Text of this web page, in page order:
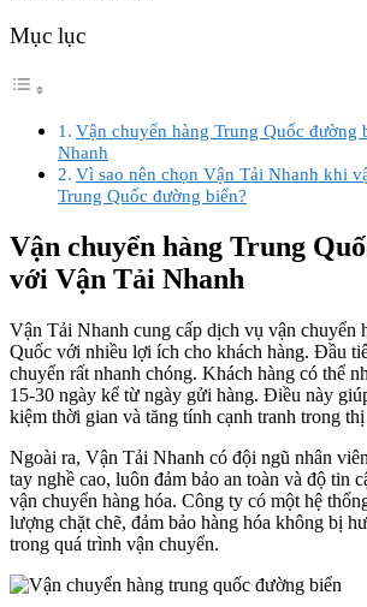
Mục lục
Vận chuyển hàng Trung Quốc đường
Nhanh
Vì sao nên chọn Vận Tải Nhanh khi
Trung Quốc đường biển?
Vận chuyển hàng Trung
với Vận Tải Nhanh
Vận Tải Nhanh cung cấp dịch vụ vận chuyển
Quốc với nhiều lợi ích cho khách hàng. Đầu
chuyển rất nhanh chóng. Khách hàng có thể
15-30 ngày kể từ ngày gửi hàng. Điều này
kiệm thời gian và tăng tính cạnh tranh trong
Ngoài ra, Vận Tải Nhanh có đội ngũ nhân
tay nghề cao, luôn đảm bảo an toàn và độ tin
vận chuyển hàng hóa. Công ty có một hệ
lượng chặt chẽ, đảm bảo hàng hóa không bị
trong quá trình vận chuyển.